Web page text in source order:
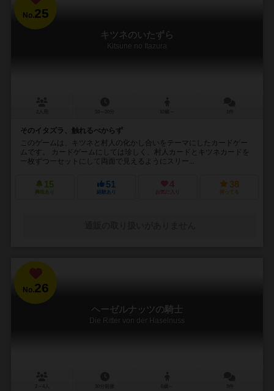
No.25
キツネのいたずら
Kitsune no Itazura
そのイタズラ、触れるべからず
このゲームは、キツネと村人の化かし合いをテーマにしたカードゲー
ムです。 カードゲームにしては珍しく、村人カードとキツネカードを
一枚ずつ一セットにして両面で見えるようにスリー...
15
興味あり
51
経験あり
4
お気に入り
38
持ってる
No.26
ヘーゼルナッツの騎士
Die Ritter von der Haselnuss